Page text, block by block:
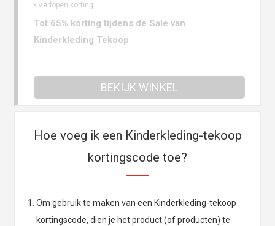
• Verlopen korting
Tot 65% korting tijdens de Sale van
Kinderkleding Tekoop
BEKIJK WINKEL
Hoe voeg ik een Kinderkleding-tekoop
kortingscode toe?
Om gebruik te maken van een Kinderkleding-tekoop
kortingscode, dien je het product (of producten) te